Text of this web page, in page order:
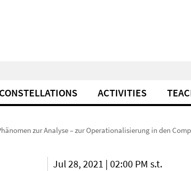
CONSTELLATIONS ACTIVITIES
zur Analyse – zur Operationalisierung in den
Jul 28, 2021 | 02:00 PM s.t.